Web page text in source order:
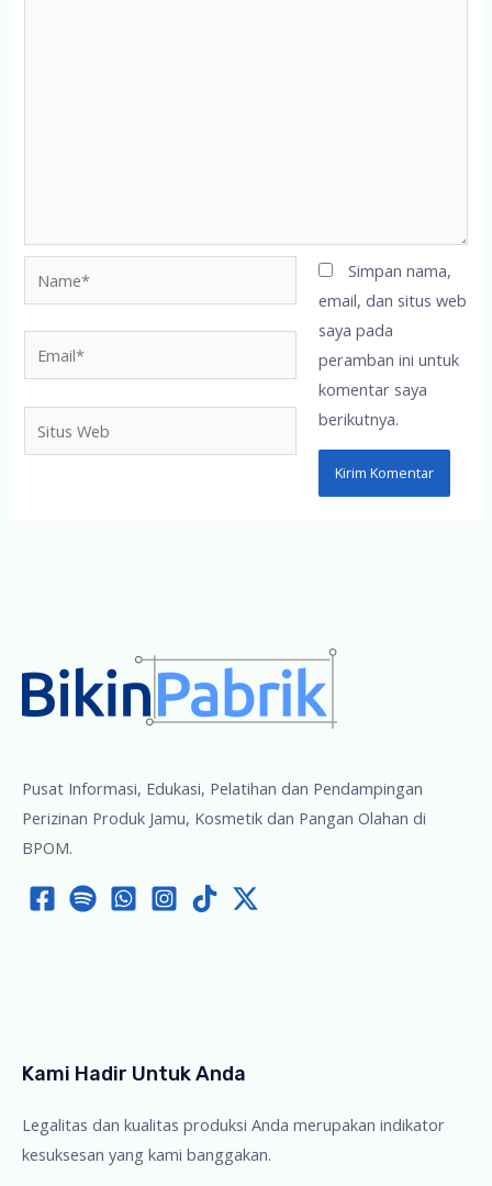
Web
Simpan nama,
email, dan situs web
saya pada
peramban ini untuk
komentar saya
berikutnya.
Pusat Informasi, Edukasi, Pelatihan dan Pendampingan
Perizinan Produk Jamu, Kosmetik dan Pangan Olahan di
BPOM.
Kami Hadir Untuk Anda
Legalitas dan kualitas produksi Anda merupakan indikator
kesuksesan yang kami banggakan.